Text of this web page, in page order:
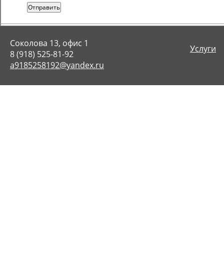
Отправить
Соколова 13, офис 1
8 (918) 525-81-92
a9185258192@yandex.ru
Услуги